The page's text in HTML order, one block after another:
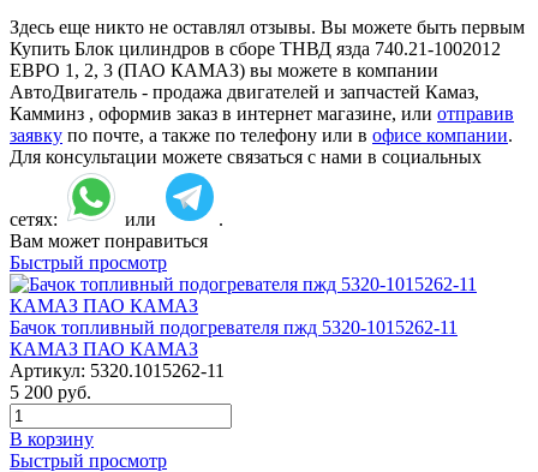
Здесь еще никто не оставлял отзывы. Вы можете быть первым
Купить Блок цилиндров в сборе ТНВД язда 740.21-1002012
ЕВРО 1, 2, 3 (ПАО КАМАЗ) вы можете в компании
АвтоДвигатель - продажа двигателей и запчастей Камаз,
Камминз , оформив заказ в интернет магазине, или отправив
заявку по почте, а также по телефону или в офисе компании.
Для консультации можете связаться с нами в социальных
сетях: или
.
Вам может понравиться
Быстрый просмотр
Бачок топливный подогревателя пжд 5320-1015262-11
КАМАЗ ПАО КАМАЗ
Артикул: 5320.1015262-11
5 200 руб.
В корзину
Быстрый просмотр